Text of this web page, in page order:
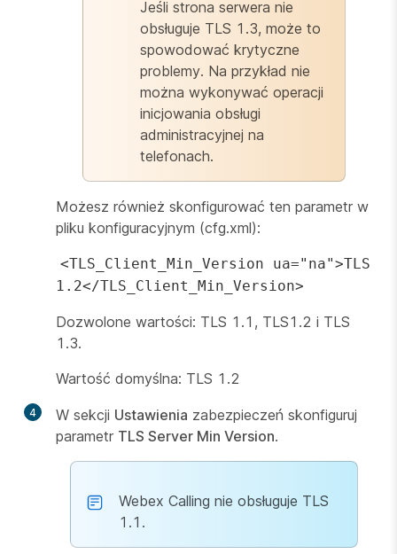
Jeśli strona serwera nie
obsługuje TLS 1.3, może to
spowodować krytyczne
problemy. Na przykład nie
można wykonywać operacji
inicjowania obsługi
administracyjnej na
telefonach.
Możesz również skonfigurować ten parametr w
pliku konfiguracyjnym (cfg.xml):
<TLS_Client_Min_Version ua="na">TLS
1.2</TLS_Client_Min_Version>
Dozwolone wartości: TLS 1.1, TLS1.2 i TLS
1.3.
Wartość domyślna: TLS 1.2
4 W sekcji Ustawienia zabezpieczeń skonfiguruj
parametr TLS Server Min Version.
Webex Calling nie obsługuje TLS
1.1.